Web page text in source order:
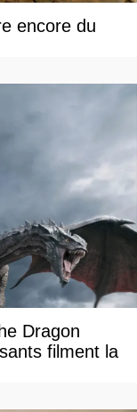
encore du
Dragon
filment la